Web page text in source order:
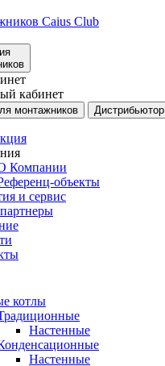
Caius Club
кабинет
монтажников Дистрибьютор
Компании
объекты
и сервис
котлы
Настенные
Настенные